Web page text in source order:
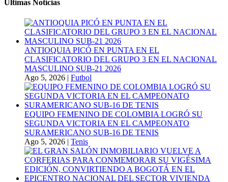
Ultimas Noticias
ANTIOQUIA PICÓ EN PUNTA EN EL
CLASIFICATORIO DEL GRUPO 3 EN EL NACIONAL
MASCULINO SUB-21 2026
Ago 5, 2026 | Futbol
EQUIPO FEMENINO DE COLOMBIA LOGRÓ SU
SEGUNDA VICTORIA EN EL CAMPEONATO
SURAMERICANO SUB-16 DE TENIS
Ago 5, 2026 | Tenis